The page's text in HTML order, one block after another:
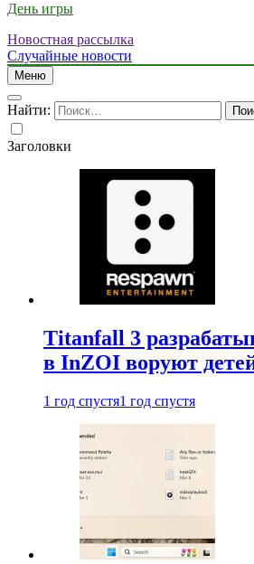
День игры
Новостная рассылка
Случайные новости
Меню
Найти:
Заголовки
Titanfall 3
в InZOI воруют
1 год спустя1 год спустя